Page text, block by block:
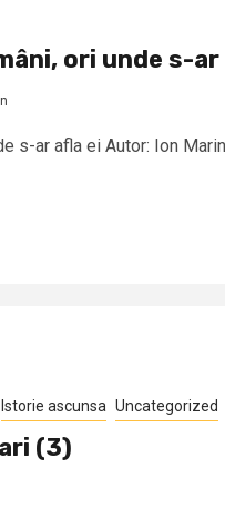
ori unde s-ar
s-ar afla ei Autor: Ion
Istorie ascunsa Uncategorized
(3)